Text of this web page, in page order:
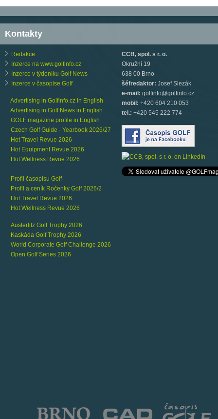
Kontakty
Redakce
Inzerce na www.golfinfo.cz
Inzerce v týdeníku Golf News
Inzerce v časopise Golf
Advertising in Golfinfo.cz in English
Advertising in Golf News in English
GOLF magazine profile in English
Czech Golf Guide - Yearbook 2026/27
Hot Travel Revue 2026
Hot Equipment Revue 2026
Hot Wellness Revue 2026
Profil časopisu Golf
Profil a ceník Ročenky Golf 2026/2
Hot Travel Revue 2026
Hot Wellness Revue 2026
Austerlitz Golf Trophy 2026
Kaskáda Golf Trophy 2026
World Corporate Golf Challenge 2026
Open Golf Series 2026
CCB, spol. s r. o.
Okružní 19
638 00 Brno
šéfredaktor: Josef Slezák
e-mail: golfinfo@golfinfo.cz
mobil: +420 604 210 053
tel.: +420 545 222 774